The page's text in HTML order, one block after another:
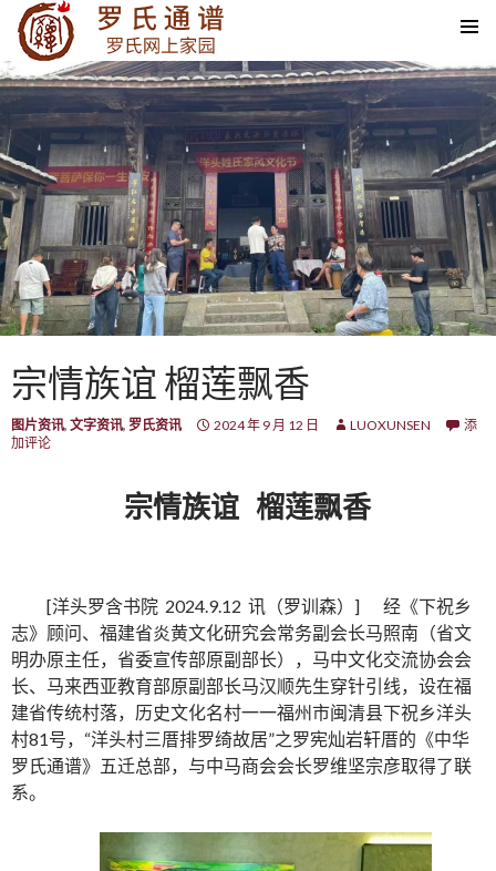
SKIP TO CONTENT
宗情族谊 榴莲飘香
图片资讯, 文字资讯, 罗氏资讯 2024 年 9 月 12 日 LUOXUNSEN
添
加评论
宗情族谊 榴莲飘香
[洋头罗含书院 2024.9.12 讯（罗训森）] 经《下祝乡
志》顾问、福建省炎黄文化研究会常务副会长马照南（省文
明办原主任，省委宣传部原副部长），马中文化交流协会会
长、马来西亚教育部原副部长马汉顺先生穿针引线，设在福
建省传统村落，历史文化名村一一福州市闽清县下祝乡洋头
村81号，“洋头村三厝排罗绮故居”之罗宪灿岩轩厝的《中华
罗氏通谱》五迁总部，与中马商会会长罗维坚宗彦取得了联
系。